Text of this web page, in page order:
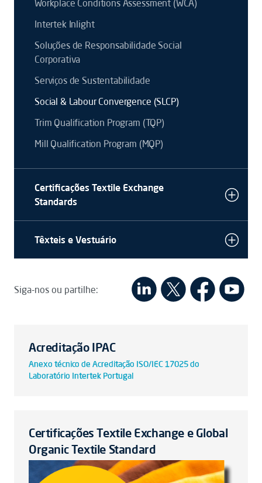
Workplace Conditions Assessment (WCA)
Intertek Inlight
Soluções de Responsabilidade Social
Corporativa
Serviços de Sustentabilidade
Social & Labour Convergence (SLCP)
Trim Qualification Program (TQP)
Mill Qualification Program (MQP)
Certificações Textile Exchange
Standards
Têxteis e Vestuário
Siga-nos ou partilhe:
Acreditação IPAC
Anexo técnico de Acreditação ISO/IEC 17025 do
Laboratório Intertek Portugal
Certificações Textile Exchange e Global
Organic Textile Standard